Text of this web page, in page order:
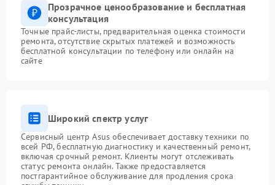
Прозрачное ценообразование и бесплатная
консультация
Точные прайс-листы, предварительная оценка стоимости
ремонта, отсутствие скрытых платежей и возможность
бесплатной консультации по телефону или онлайн на
сайте
Широкий спектр услуг
Сервисный центр Asus обеспечивает доставку техники по
всей РФ, бесплатную диагностику и качественный ремонт,
включая срочный ремонт. Клиенты могут отслеживать
статус ремонта онлайн. Также предоставляется
постгарантийное обслуживание для продления срока